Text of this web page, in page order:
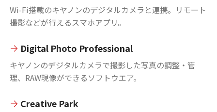
Wi-Fi搭載のキヤノンのデジタルカメラと連携。リモート
撮影などが行えるスマホアプリ。
Digital Photo Professional
キヤノンのデジタルカメラで撮影した写真の調整・管
理、RAW現像ができるソフトウエア。
Creative Park